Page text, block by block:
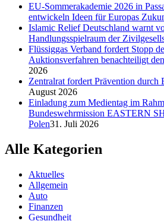
EU-Sommerakademie 2026 in
entwickeln Ideen für Europas
Islamic Relief Deutschland warnt
Handlungsspielraum der
Flüssiggas Verband fordert Stopp
Auktionsverfahren benachteiligt
2026
Zentralrat fordert Prävention
August 2026
Einladung zum Medientag im
Bundeswehrmission EASTERN
Polen31. Juli 2026
Alle Kategorien
Aktuelles
Allgemein
Auto
Finanzen
Gesundheit